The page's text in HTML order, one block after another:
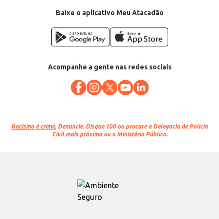
Baixe o aplicativo Meu Atacadão
Acompanhe a gente nas redes sociais
Racismo é crime. Denuncie. Disque 100 ou procure a Delegacia de Polícia
Civil mais próxima ou o Ministério Público.